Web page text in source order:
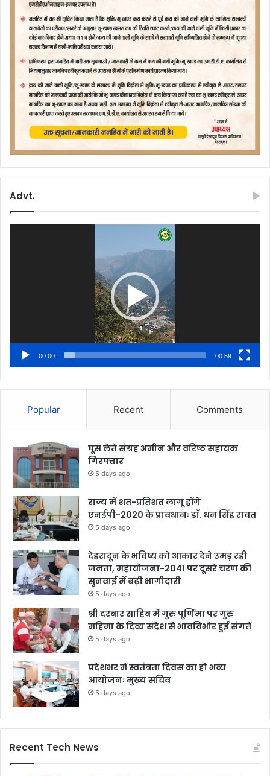
Advt.
00:00 00:59
Popular Recent Comments
घूस लेते संग्रह अमीन और वरिष्ठ सहायक
गिरफ्तार
5 days ago
राज्य में शत-प्रतिशत लागू होंगे
एनईपी-2020 के प्रावधानः डाॅ. धन सिंह रावत
5 days ago
देहरादून के भविष्य को आकार देने उमड़ रही
जनता, महायोजना-2041 पर दूसरे चरण की
सुनवाई में बढ़ी भागीदारी
5 days ago
श्री दरबार साहिब में गुरु पूर्णिमा पर गुरु
महिमा के दिव्य संदेश से भावविभोर हुई संगतें
5 days ago
प्रदेशभर में स्वतंत्रता दिवस का हो भव्य
आयोजनः मुख्य सचिव
5 days ago
Recent Tech News